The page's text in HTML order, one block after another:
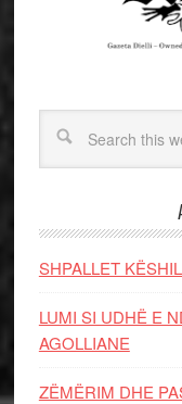
SHPALLET
LUMI SI UDHË E
AGOLLIANE
ZËMËRIM DHE